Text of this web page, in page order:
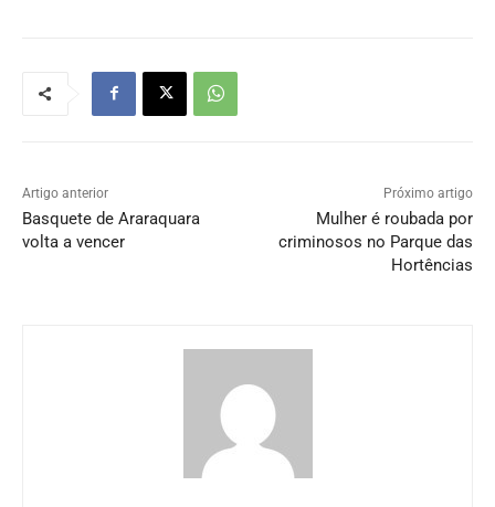
Artigo anterior
Basquete de Araraquara
volta a vencer
Próximo artigo
Mulher é roubada por
criminosos no Parque das
Hortências